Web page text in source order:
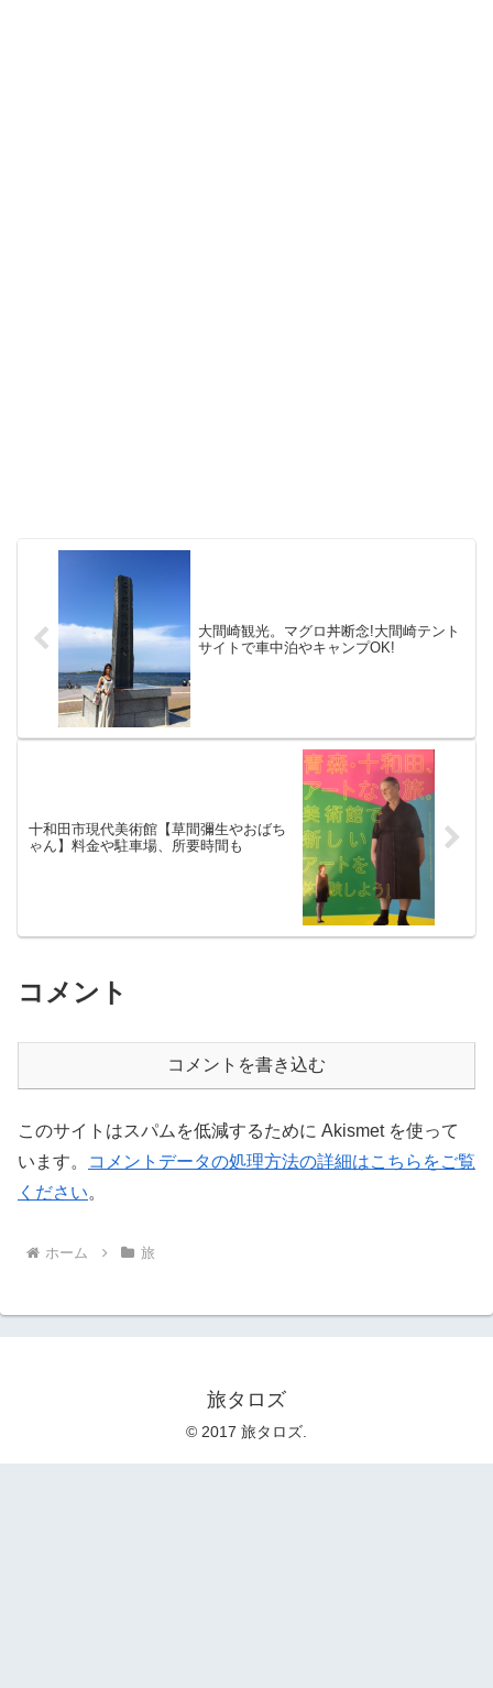
大間崎観光。マグロ丼断念!大間崎テント
サイトで車中泊やキャンプOK!
十和田市現代美術館【草間彌生やおばち
ゃん】料金や駐車場、所要時間も
コメント
コメントを書き込む
このサイトはスパムを低減するために Akismet を使って
います。
コメントデータの処理方法の詳細はこちらをご覧
ください。
ホーム 旅
旅タロズ
© 2017 旅タロズ.